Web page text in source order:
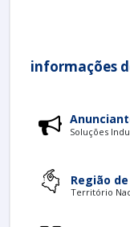
informações
Soluções
Região
Território